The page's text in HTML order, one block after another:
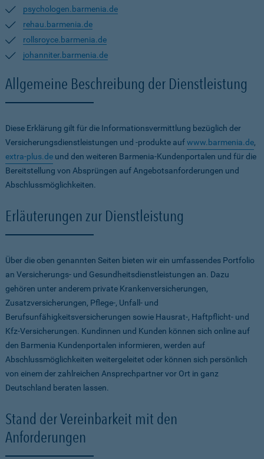
psychologen.barmenia.de
rehau.barmenia.de
rollsroyce.barmenia.de
johanniter.barmenia.de
Allgemeine Beschreibung der Dienstleistung
Diese Erklärung gilt für die Informationsvermittlung bezüglich der
Versicherungsdienstleistungen und -produkte aufwww.barmenia.de,
extra-plus.de und den weiteren Barmenia-Kundenportalen und für die
Bereitstellung von Absprüngen auf Angebotsanforderungen und
Abschlussmöglichkeiten.
Erläuterungen zur Dienstleistung
Über die oben genannten Seiten bieten wir ein umfassendes Portfolio
an Versicherungs- und Gesundheitsdienstleistungen an. Dazu
gehören unter anderem private Krankenversicherungen,
Zusatzversicherungen, Pflege-, Unfall- und
Berufsunfähigkeitsversicherungen sowie Hausrat-, Haftpflicht- und
Kfz-Versicherungen. Kundinnen und Kunden können sich online auf
den Barmenia Kundenportalen informieren, werden auf
Abschlussmöglichkeiten weitergeleitet oder können sich persönlich
von einem der zahlreichen Ansprechpartner vor Ort in ganz
Deutschland beraten lassen.
Stand der Vereinbarkeit mit den
Anforderungen